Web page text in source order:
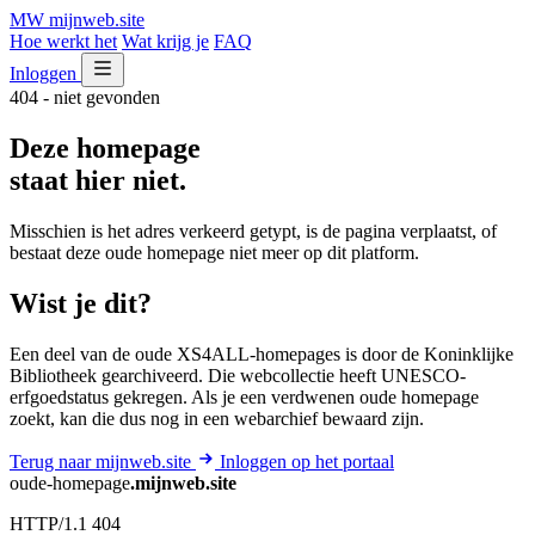
MW mijnweb.site
Hoe werkt het Wat krijg je FAQ
Inloggen
404 - niet gevonden
Deze homepage
staat hier niet.
Misschien is het adres verkeerd getypt, is de pagina verplaatst, of
bestaat deze oude homepage niet meer op dit platform.
Wist je dit?
Een deel van de oude XS4ALL-homepages is door de Koninklijke
Bibliotheek gearchiveerd. Die webcollectie heeft UNESCO-
erfgoedstatus gekregen. Als je een verdwenen oude homepage
zoekt, kan die dus nog in een webarchief bewaard zijn.
Terug naar mijnweb.site
Inloggen op het portaal
oude-homepage.mijnweb.site
HTTP/1.1 404